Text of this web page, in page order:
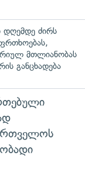
დღემდე ძირს
მთლიანობას
განცხადება